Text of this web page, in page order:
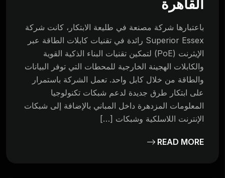
القاهرة
باعتبارها شركة مصنعة في طليعة الابتكار، كانت شركة
Superior Essex رائدة في تقنيات كابلات الطاقة عبر
الإيثرنت (PoE) لتمكين تقنيات البناء الذكية القوية
والكابلات الهجينة الخارجية للمحطات التي توفر البيانات
والطاقة من خلال كابل واحد. تعمل الشركة باستمرار
على ابتكار طرق جديدة لدعم شبكات تكنولوجيا
المعلومات المزدهرة داخل المباني بالإضافة إلى شبكات
الإنترنت اللاسلكية وشبكات […]
READ MORE